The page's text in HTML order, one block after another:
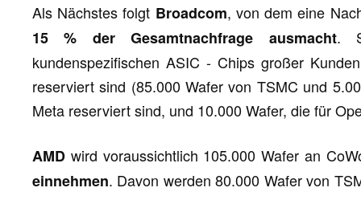
Als Nächstes folgt Broadcom, von dem eine
15 % der Gesamtnachfrage ausmacht.
kundenspezifischen ASIC - Chips großer
reserviert sind (85.000 Wafer von TSMC und
Meta reserviert sind, und 10.000 Wafer, die für
AMD wird voraussichtlich 105.000 Wafer an
einnehmen. Davon werden 80.000 Wafer von